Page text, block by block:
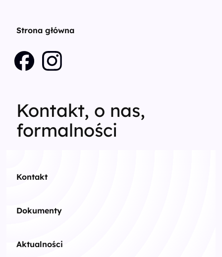
Strona główna
Kontakt, o nas,
formalności
Kontakt
Dokumenty
Aktualności